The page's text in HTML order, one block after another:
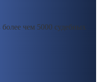
чем 5000 судебных